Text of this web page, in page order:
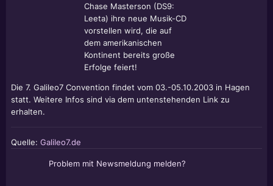
Chase Masterson (DS9:
Leeta) ihre neue Musik-CD
vorstellen wird, die auf
dem amerikanischen
Kontinent bereits große
Erfolge feiert!
Die 7. Galileo7 Convention findet vom 03.-05.10.2003 in Hagen
statt. Weitere Infos sind via dem untenstehenden Link zu
erhalten.
Quelle: Galileo7.de
Problem mit Newsmeldung melden?